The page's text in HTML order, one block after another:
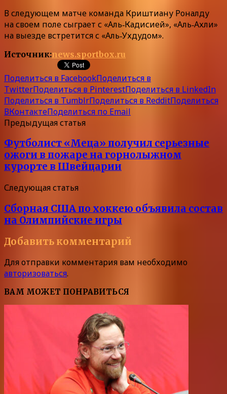
В следующем матче команда Криштиану Роналду
на своем поле сыграет с «Аль‑Кадисией», «Аль‑Ахли»
на выезде встретится с «Аль‑Ухдудом».
Источник:news.sportbox.ru
Поделиться в FacebookПоделиться в
TwitterПоделиться в PinterestПоделиться в LinkedIn
Поделиться в TumblrПоделиться в RedditПоделиться
ВКонтактеПоделиться по Email
Предыдущая статья
Футболист «Меца» получил серьезные
ожоги в пожаре на горнолыжном
курорте в Швейцарии
Следующая статья
Сборная США по хоккею объявила состав
на Олимпийские игры
Добавить комментарий
Для отправки комментария вам необходимо
авторизоваться.
ВАМ МОЖЕТ ПОНРАВИТЬСЯ